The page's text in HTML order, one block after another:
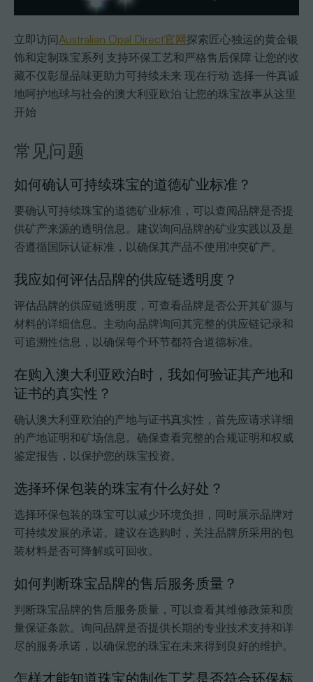
立即访问Australian Opal Direct官网探索匠心独运的黄金银
饰和定制珠宝系列 支持环保工艺和严格售后保障 让您的收
藏不仅彰显品味更助力可持续未来 现在行动 选择一件真诚
地呵护地球与社会的澳大利亚欧泊 让您的珠宝故事从这里
开始
常见问题
如何确认可持续珠宝的道德矿业标准？
要确认可持续珠宝的道德矿业标准，可以查阅品牌是否提
供矿产来源的透明信息。建议询问品牌的矿业实践以及是
否遵循国际认证标准，以确保其产品不使用冲突矿产。
我应如何评估品牌的供应链透明度？
评估品牌的供应链透明度，可查看品牌是否公开其矿源与
材料的详细信息。主动向品牌询问其完整的供应链记录和
可追溯性信息，以确保每个环节都符合道德标准。
在购入澳大利亚欧泊时，我如何验证其产地和
证书的真实性？
确认澳大利亚欧泊的产地与证书真实性，首先应请求详细
的产地证明和矿场信息。确保查看完整的合规证明和权威
鉴定报告，以保护您的珠宝投资。
选择环保包装的珠宝有什么好处？
选择环保包装的珠宝可以减少环境负担，同时展示品牌对
可持续发展的承诺。建议在选购时，关注品牌所采用的包
装材料是否可降解或可回收。
如何判断珠宝品牌的售后服务质量？
判断珠宝品牌的售后服务质量，可以查看其维修政策和质
量保证条款。询问品牌是否提供长期的专业技术支持和详
尽的服务承诺，以确保您的珠宝在未来得到良好的维护。